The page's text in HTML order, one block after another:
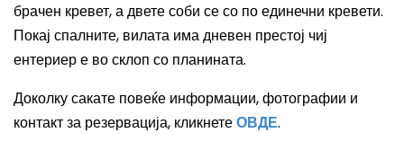
брачен кревет, а двете соби се со по единечни кревети.
Покај спалните, вилата има дневен престој чиј
ентериер е во склоп со планината.
Доколку сакате повеќе информации, фотографии и
контакт за резервација, кликнетеОВДЕ.